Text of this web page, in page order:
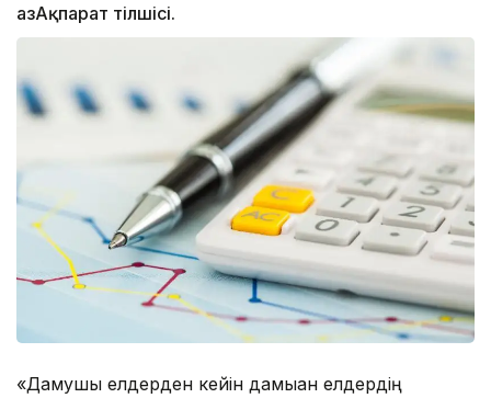
ҚазАқпарат тілшісі.
«Дамушы елдерден кейін дамыған елдердің